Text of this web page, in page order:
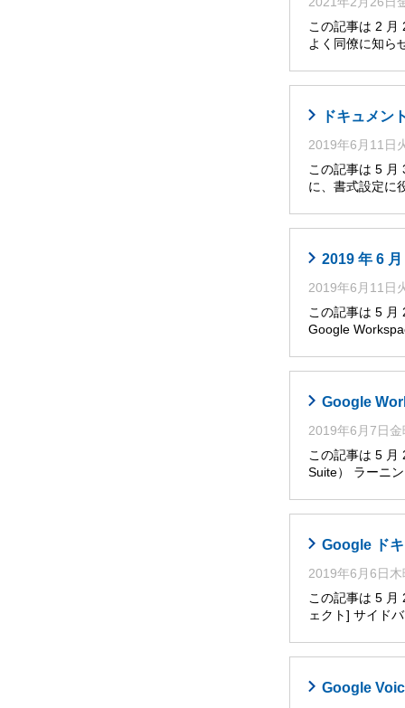
この記事は 2
よく同僚に知ら
ドキュメン
2019年6月11日
この記事は 5 月
に、書式設定に
2019 年 6
2019年6月11日
この記事は 5 月
Google
Google
2019年6月7日金
この記事は 5 月
Suite） ラーニ
Google ド
2019年6月6日木
この記事は 5 月
ェクト] サイド
Google